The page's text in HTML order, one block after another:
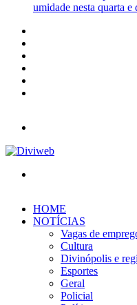
umidade nesta quarta e
HOME
NOTÍCIAS
Vagas de
Cultura
Divinópolis e
Esportes
Geral
Policial